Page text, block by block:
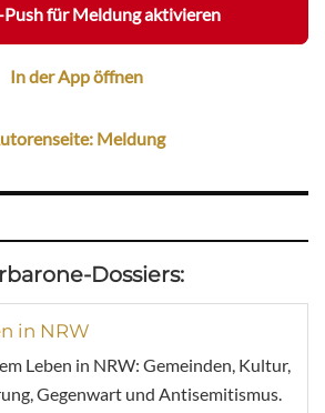
für Meldung aktivieren
In der App öffnen
Meldung
Dossiers:
in NRW
Leben in NRW: Gemeinden, Kultur,
Gegenwart und Antisemitismus.